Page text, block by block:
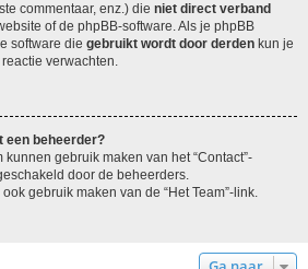
commentaar, enz.) die niet direct verband
of de phpBB-software. Als je phpBB
software die gebruikt wordt door derden kun je
verwachten.
een beheerder?
gebruik maken van het “Contact”-
door de beheerders.
gebruik maken van de “Het Team”-link.